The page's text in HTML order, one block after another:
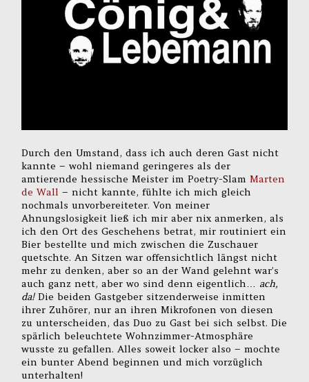
Durch den Umstand, dass ich auch deren Gast nicht
kannte – wohl niemand geringeres als der
amtierende hessische Meister im Poetry-SlamMarten
de Wall – nicht kannte, fühlte ich mich gleich
nochmals unvorbereiteter. Von meiner
Ahnungslosigkeit ließ ich mir aber nix anmerken, als
ich den Ort des Geschehens betrat, mir routiniert ein
Bier bestellte und mich zwischen die Zuschauer
quetschte. An Sitzen war offensichtlich längst nicht
mehr zu denken, aber so an der Wand gelehnt war’s
auch ganz nett, aber wo sind denn eigentlich… ach,
da!Die beiden Gastgeber sitzenderweise inmitten
ihrer Zuhörer, nur an ihren Mikrofonen von diesen
zu unterscheiden, das Duo zu Gast bei sich selbst. Die
spärlich beleuchtete Wohnzimmer-Atmosphäre
wusste zu gefallen. Alles soweit locker also – mochte
ein bunter Abend beginnen und mich vorzüglich
unterhalten!